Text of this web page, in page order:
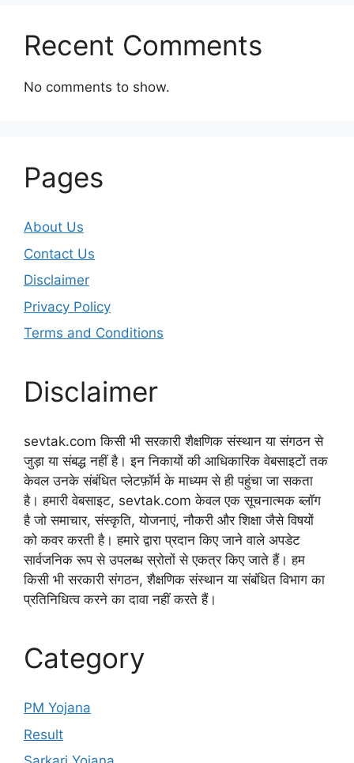
Recent Comments
No comments to show.
Pages
About Us
Contact Us
Disclaimer
Privacy Policy
Terms and Conditions
Disclaimer
sevtak.com किसी भी सरकारी शैक्षणिक संस्थान या संगठन से
जुड़ा या संबद्ध नहीं है। इन निकायों की आधिकारिक वेबसाइटों तक
केवल उनके संबंधित प्लेटफ़ॉर्म के माध्यम से ही पहुंचा जा सकता
है। हमारी वेबसाइट, sevtak.com केवल एक सूचनात्मक ब्लॉग
है जो समाचार, संस्कृति, योजनाएं, नौकरी और शिक्षा जैसे विषयों
को कवर करती है। हमारे द्वारा प्रदान किए जाने वाले अपडेट
सार्वजनिक रूप से उपलब्ध स्रोतों से एकत्र किए जाते हैं। हम
किसी भी सरकारी संगठन, शैक्षणिक संस्थान या संबंधित विभाग का
प्रतिनिधित्व करने का दावा नहीं करते हैं।
Category
PM Yojana
Result